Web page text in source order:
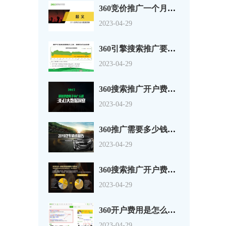
360竞价推广一个月多少钱？这是一份货真价实的白电行业报告
2023-04-29
360引擎搜索推广要不要钱多维度对房产行业进行深度剖析
2023-04-29
360搜索推广开户费用-科技消费电子中产人群洞察【360大数据】
2023-04-29
360推广需要多少钱？2020汽车行业洞察：逆市上扬，观行业之变化
2023-04-29
360搜索推广开户费用手把手教你玩转360裂变营销！
2023-04-29
360开户费用是怎么组成的？按年还是点击扣费的？